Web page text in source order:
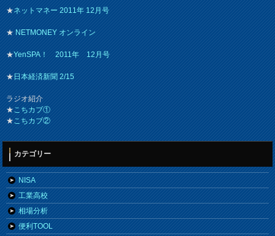
★ネットマネー 2011年 12月号
★NETMONEY オンライン
★YenSPA！ 2011年 12月号
★日本経済新聞 2/15
ラジオ紹介
★こちカブ①
★こちカブ②
カテゴリー
NISA
工業高校
相場分析
便利TOOL